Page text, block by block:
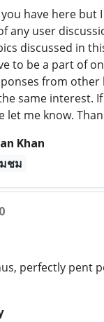
have here but
any user
discussed in
to be a part of
from other
same interest.
let me know.
Khan
ชม
perfectly pent